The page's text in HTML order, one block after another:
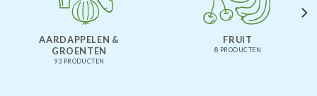
AARDAPPELEN &
GROENTEN
93 PRODUCTEN
FRUIT
8 PRODUCTEN